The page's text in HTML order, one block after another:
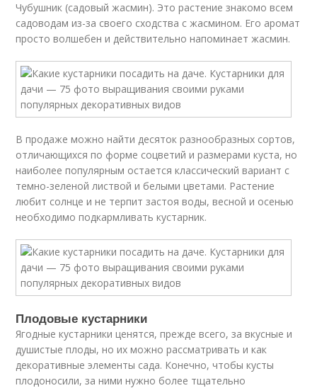
Чубушник (садовый жасмин). Это растение знакомо всем
садоводам из-за своего сходства с жасмином. Его аромат
просто волшебен и действительно напоминает жасмин.
В продаже можно найти десяток разнообразных сортов,
отличающихся по форме соцветий и размерами куста, но
наиболее популярным остается классический вариант с
темно-зеленой листвой и белыми цветами. Растение
любит солнце и не терпит застоя воды, весной и осенью
необходимо подкармливать кустарник.
Плодовые кустарники
Ягодные кустарники ценятся, прежде всего, за вкусные и
душистые плоды, но их можно рассматривать и как
декоративные элементы сада. Конечно, чтобы кусты
плодоносили, за ними нужно более тщательно